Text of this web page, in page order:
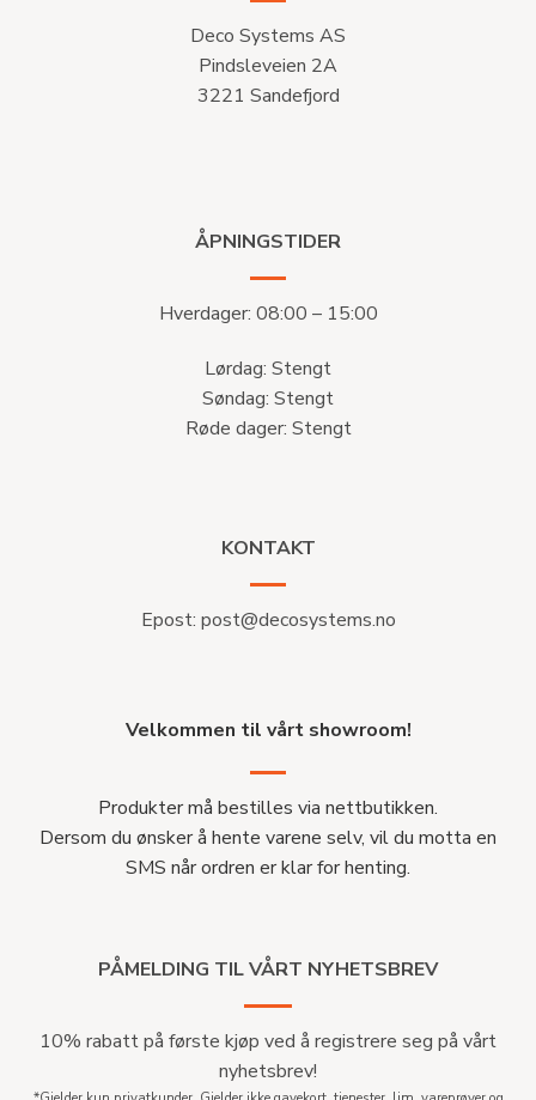
Deco Systems AS
Pindsleveien 2A
3221 Sandefjord
ÅPNINGSTIDER
Hverdager: 08:00 – 15:00
Lørdag: Stengt
Søndag: Stengt
Røde dager: Stengt
KONTAKT
Epost: post@decosystems.no
Velkommen til vårt showroom!
Produkter må bestilles via nettbutikken.
Dersom du ønsker å hente varene selv, vil du motta en
SMS når ordren er klar for henting.
PÅMELDING TIL VÅRT NYHETSBREV
10% rabatt på første kjøp ved å registrere seg på vårt
nyhetsbrev!